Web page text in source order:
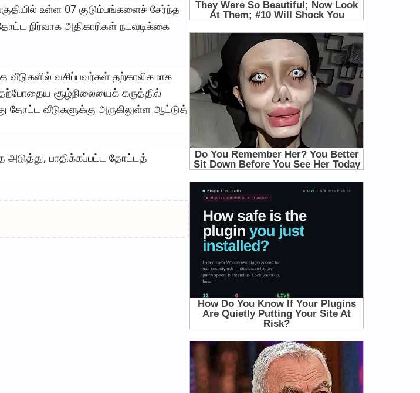
உள்ள 07 குடும்பங்களைச் சேர்ந்த
நிர்வாக அதிகாரிகள் நடவடிக்கை
வீடுகளில் வசிப்பவர்கள் தற்காலிகமாக
சூழ்நிலையைக் கருத்தில்
தோட்ட வீடுகளுக்கு அருகிலுள்ள ஆட்டுத்
பாதிக்கப்பட்ட தோட்டத்